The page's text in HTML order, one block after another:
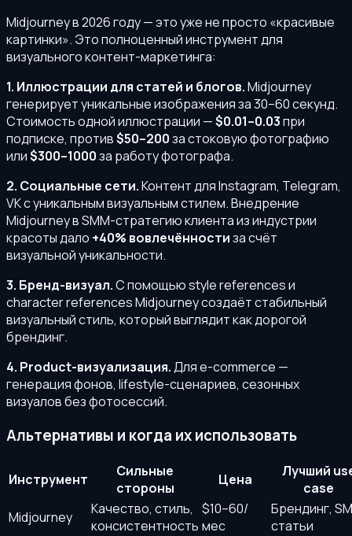
Midjourney в 2026 году — это уже не просто «красивые
картинки». Это полноценный инструмент для
визуального контент-маркетинга:
1. Иллюстрации для статей и блогов.Midjourney
генерирует уникальные изображения за 30–60 секунд.
Стоимость одной иллюстрации —$0.01–0.03при
подписке, против$50–200за стоковую фотографию
или$300–1000за работу фотографа.
2. Социальные сети.Контент для Instagram, Telegram,
VK с уникальным визуальным стилем. Внедрение
Midjourney в SMM-стратегию клиента из индустрии
красоты дало +40% вовлечённостиза счёт
визуальной уникальности.
3. Бренд-визуал.С помощью style references и
character references Midjourney создаёт стабильный
визуальный стиль, который выглядит как дорогой
брендинг.
4. Product-визуализация.Для e-commerce —
генерация фонов, lifestyle-сценариев, сезонных
визуалов без фотосессий.
Альтернативы и когда их использовать
Инструмент
Сильные
стороны
Цена
Лучший
case
Midjourney
Качество, стиль,
консистентность
$10–60/
мес
Брендинг,
статьи